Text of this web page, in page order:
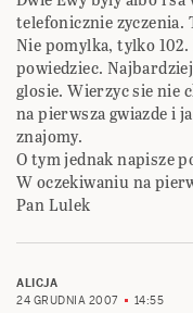
telefonicznie zyczenia.
Nie pomylka, tylko
powiedziec.
glosie. Wierzyc sie nie
na pierwsza gwiazde i
znajomy.
O tym jednak napisze
W oczekiwaniu na
Pan Lulek
ALICJA
24 GRUDNIA 2007
14:55